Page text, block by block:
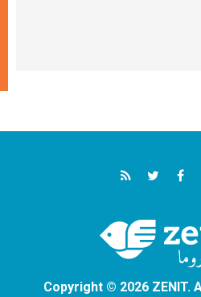
Copyright © 2026 ZENIT.